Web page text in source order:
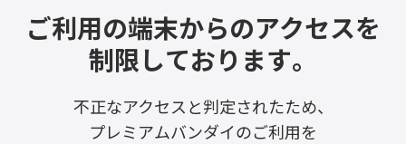
ご利用の端末からのアクセスを
制限しております。
不正なアクセスと判定されたため、
プレミアムバンダイのご利用を